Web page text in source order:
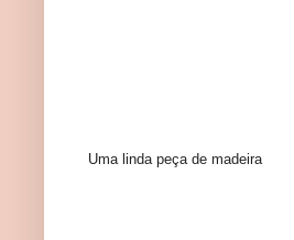
Uma linda peça de madeira